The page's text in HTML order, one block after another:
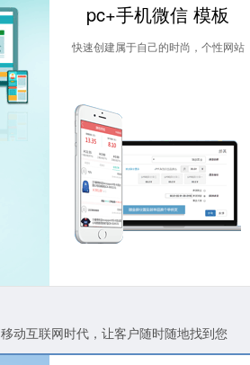
pc+手机微信 模板
快速创建属于自己的时尚，个性网站
移动互联网时代，让客户随时随地找到您